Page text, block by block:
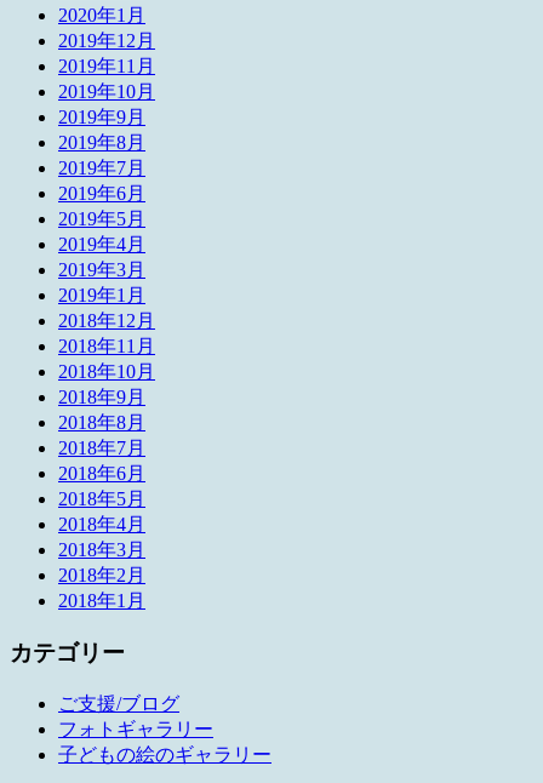
2020年1月
2019年12月
2019年11月
2019年10月
2019年9月
2019年8月
2019年7月
2019年6月
2019年5月
2019年4月
2019年3月
2019年1月
2018年12月
2018年11月
2018年10月
2018年9月
2018年8月
2018年7月
2018年6月
2018年5月
2018年4月
2018年3月
2018年2月
2018年1月
カテゴリー
ご支援/ブログ
フォトギャラリー
子どもの絵のギャラリー